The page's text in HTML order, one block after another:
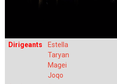
Dirigeants
Estella
Taryan
Magei
Joqo